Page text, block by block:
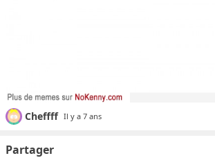
Cheffff Il y a 7 ans
Partager